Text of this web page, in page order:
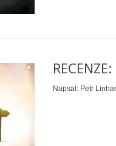
Napsal: Petr